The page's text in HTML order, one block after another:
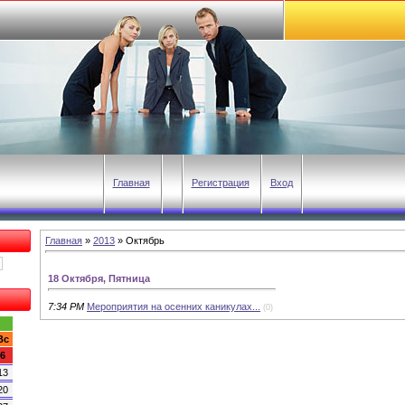
Главная Регистрация Вход
6
Главная » 2013 » Октябрь
18 Октября, Пятница
7:34 PM Мероприятия на осенних каникулах... (0)